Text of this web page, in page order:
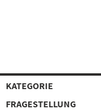
KATEGORIE
FRAGESTELLUNG